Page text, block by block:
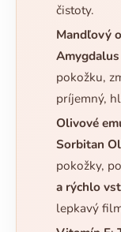
čistoty.
Mandľový
pokožku,
príjemný,
Olivové
Sorbitan
pokožky,
a rýchlo
lepkavý